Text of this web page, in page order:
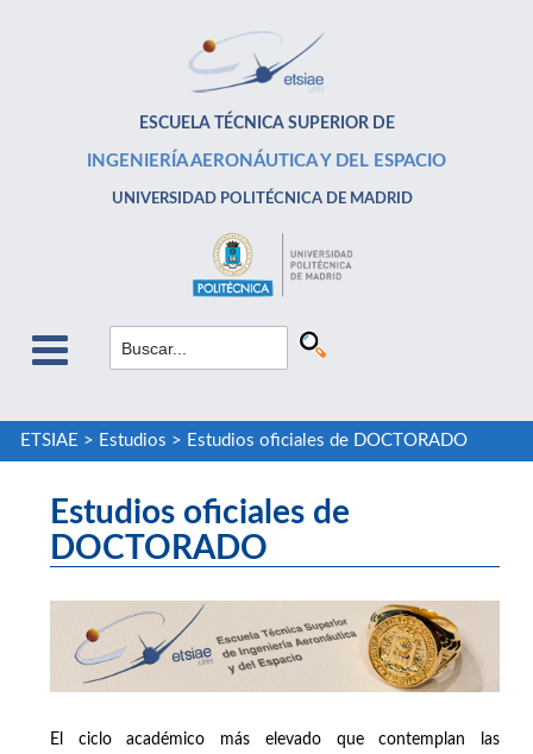
ESCUELA TÉCNICA SUPERIOR DE
INGENIERÍA AERONÁUTICA Y DEL ESPACIO
UNIVERSIDAD POLITÉCNICA DE MADRID
ETSIAE > Estudios > Estudios oficiales de DOCTORADO
Estudios oficiales de
DOCTORADO
El ciclo académico más elevado que contemplan las